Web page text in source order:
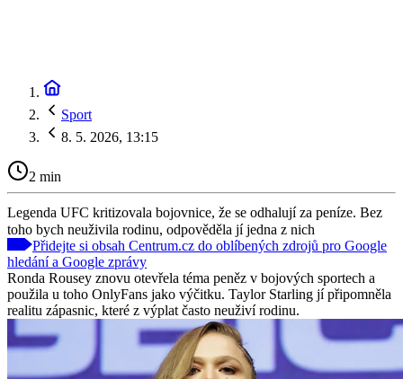
Sport
8. 5. 2026, 13:15
2 min
Legenda UFC kritizovala bojovnice, že se odhalují za peníze. Bez
toho bych neuživila rodinu, odpověděla jí jedna z nich
Přidejte si obsah Centrum.cz do oblíbených zdrojů pro Google
hledání a Google zprávy
Ronda Rousey znovu otevřela téma peněz v bojových sportech a
použila u toho OnlyFans jako výčitku. Taylor Starling jí připomněla
realitu zápasnic, které z výplat často neuživí rodinu.